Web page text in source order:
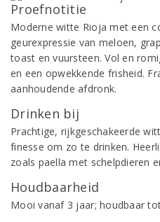
Proefnotitie
Moderne witte Rioja met een
geurexpressie van meloen,
toast en vuursteen. Vol en
en een opwekkende frisheid.
aanhoudende afdronk.
Drinken bij
Prachtige, rijkgeschakeerde
finesse om zo te drinken.
zoals paella met schelpdieren
Houdbaarheid
Mooi vanaf 3 jaar; houdbaar